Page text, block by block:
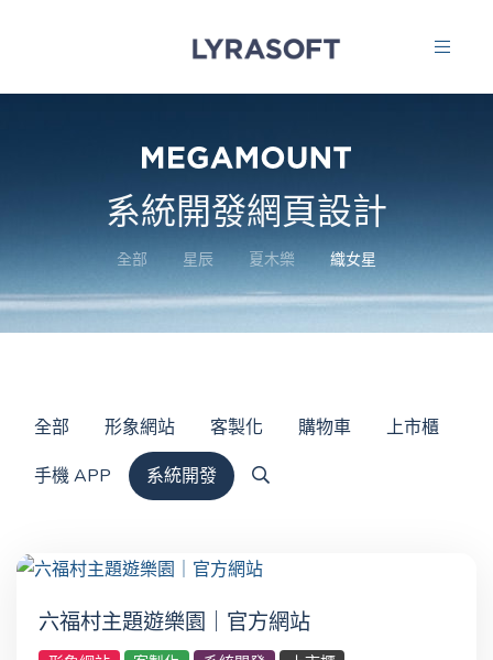
系統開發網頁設計
全部 星辰 夏木樂 織女星
全部 形象網站 客製化 購物車
上市櫃
手機 APP
系統開發
六福村主題遊樂園｜官方網站